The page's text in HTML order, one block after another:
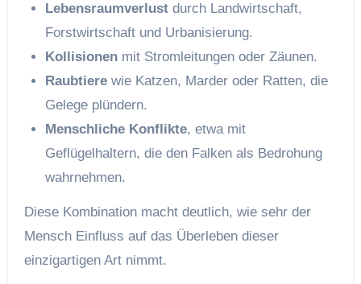
Lebensraumverlustdurch Landwirtschaft,
Forstwirtschaft und Urbanisierung.
Kollisionenmit Stromleitungen oder Zäunen.
Raubtierewie Katzen, Marder oder Ratten, die
Gelege plündern.
Menschliche Konflikte, etwa mit
Geflügelhaltern, die den Falken als Bedrohung
wahrnehmen.
Diese Kombination macht deutlich, wie sehr der
Mensch Einfluss auf das Überleben dieser
einzigartigen Art nimmt.